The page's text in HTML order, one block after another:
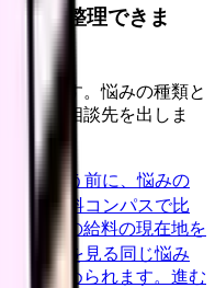
ンか整理できま
丈夫です。悩みの種類と
記事と相談先を出しま
べきか迷う前に、悩みの
給料コンパスで比
ら、今の給料の現在地を
で本音を見る 同じ悩み
か確かめられます。 進む